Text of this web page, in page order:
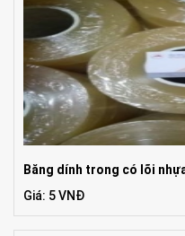
Băng dính trong có lõi
Giá: 5 VNĐ